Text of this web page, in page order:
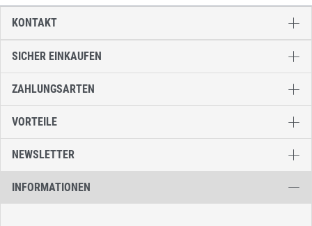
SICHER EINKAUFEN
ZAHLUNGSARTEN
VORTEILE
NEWSLETTER
INFORMATIONEN
KONTAKT